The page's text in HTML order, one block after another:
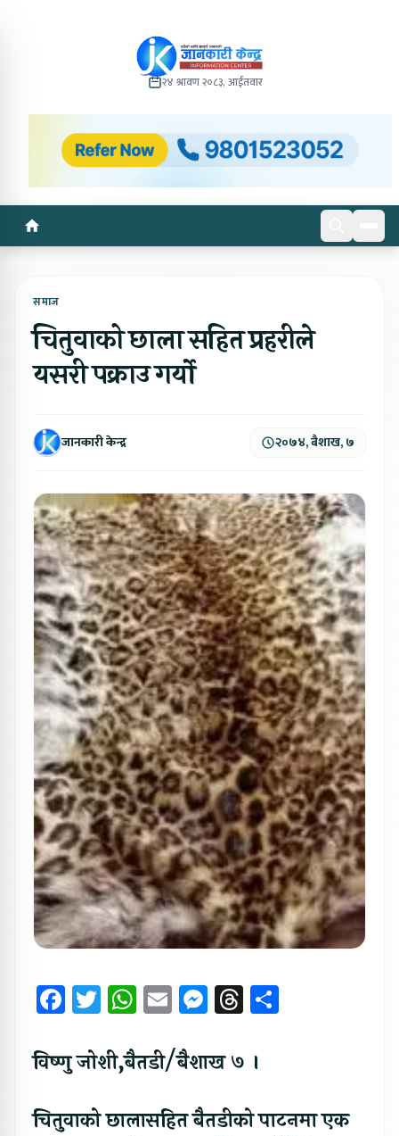
२४ श्रावण २०८३, आईतवार
समाज
चितुवाको छाला सहित प्रहरीले
यसरी पक्राउ गर्यो
जानकारी केन्द्र २०७४, बैशाख, ७
Facebook
Twitter
WhatsApp
EmailMessenger
Threads
विष्णु जोशी,बैतडी/बैशाख ७ ।
चितुवाको छालासहित बैतडीको पाटनमा एक